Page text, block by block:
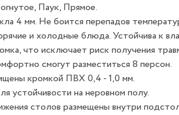
Паук, Прямое.
4 мм. Не боится перепадов
и холодные блюда. Устойчива к
что исключает риск получения
смогут разместиться 8 персон.
кромкой ПВХ 0,4 - 1,0 мм.
устойчивости на неровном полу.
столов размещены внутри